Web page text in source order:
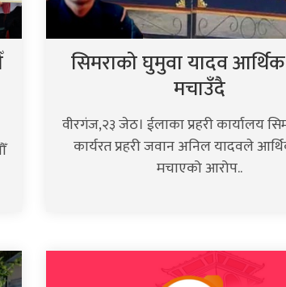
सिमराको घुमुवा यादव
मचाउँदै
वीरगंज,२३ जेठ। ईलाका प्रहरी कार्यालय
कार्यरत प्रहरी जवान अनिल यादवले
मचाएको आरोप..